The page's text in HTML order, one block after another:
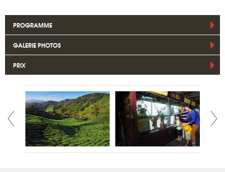
PROGRAMME
GALERIE PHOTOS
PRIX